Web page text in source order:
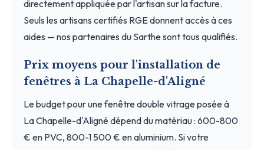
directement appliquée par l'artisan sur la facture.
Seuls les artisans certifiés RGE donnent accès à ces
aides — nos partenaires du Sarthe sont tous qualifiés.
Prix moyens pour l'installation de
fenêtres à La Chapelle-d'Aligné
Le budget pour une fenêtre double vitrage posée à
La Chapelle-d'Aligné dépend du matériau : 600-800
€ en PVC, 800-1 500 € en aluminium. Si votre